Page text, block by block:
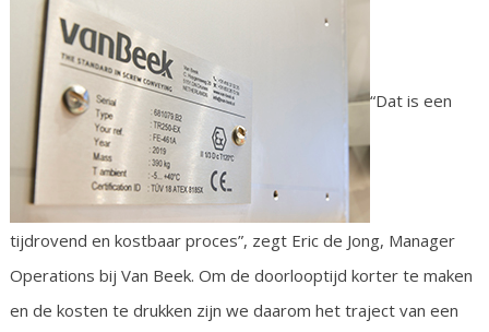
“Dat is een
tijdrovend en kostbaar proces”, zegt Eric de Jong, Manager
Operations bij Van Beek. Om de doorlooptijd korter te maken
en de kosten te drukken zijn we daarom het traject van een